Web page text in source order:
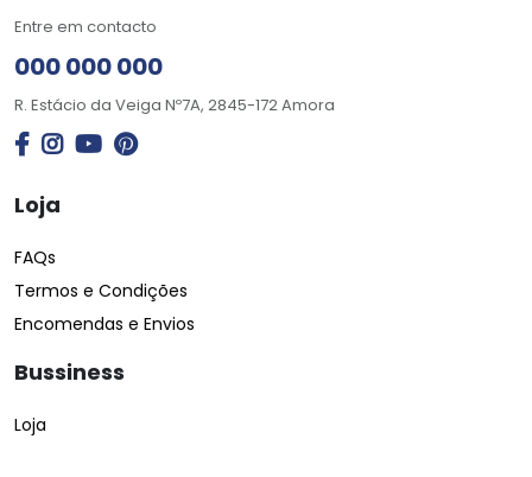
Entre em contacto
000 000 000
R. Estácio da Veiga Nº7A, 2845-172 Amora
Loja
FAQs
Termos e Condições
Encomendas e Envios
Bussiness
Loja